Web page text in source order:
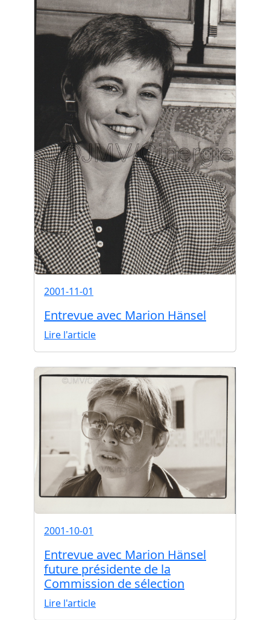
2001-11-01
Entrevue avec Marion Hänsel
Lire l'article
2001-10-01
Entrevue avec Marion Hänsel
future présidente de la
Commission de sélection
Lire l'article